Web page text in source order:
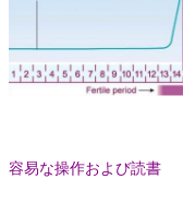
容易な操作および読書